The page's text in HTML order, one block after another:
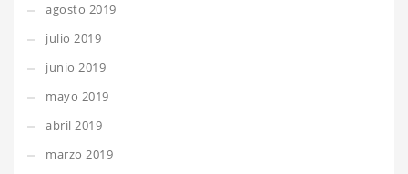
agosto 2019
julio 2019
junio 2019
mayo 2019
abril 2019
marzo 2019